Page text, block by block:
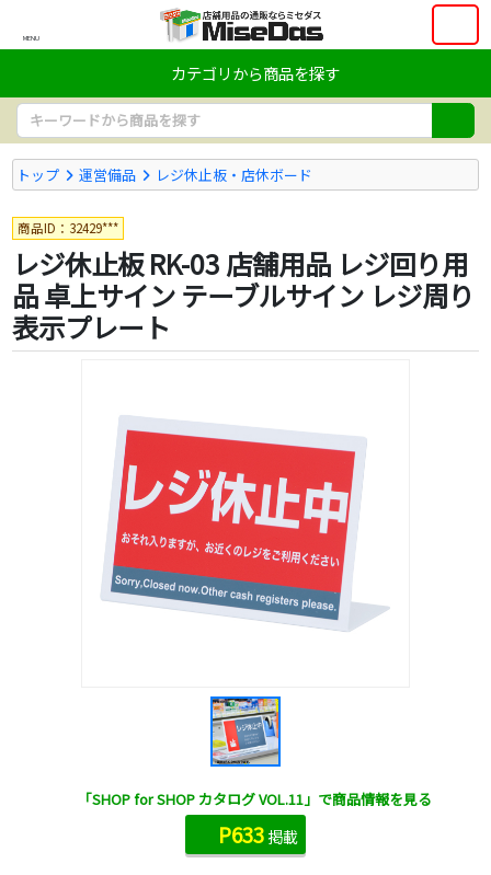
MENU
カテゴリから商品を探す
トップ 運営備品 レジ休止板・店休ボード
商品ID：32429***
レジ休止板 RK-03 店舗用品 レジ回り用
品 卓上サイン テーブルサイン レジ周り
表示プレート
「SHOP for SHOP カタログ VOL.11」で商品情報を見る
P633掲載